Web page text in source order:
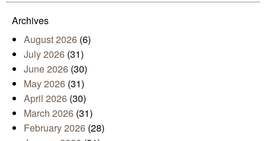
Archives
August 2026 (6)
July 2026 (31)
June 2026 (30)
May 2026 (31)
April 2026 (30)
March 2026 (31)
February 2026 (28)